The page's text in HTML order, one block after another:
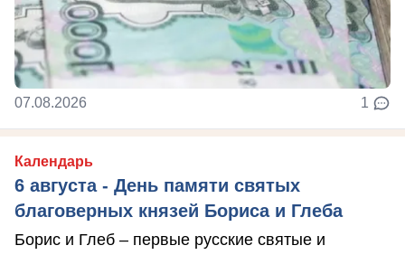
07.08.2026 1
Календарь
6 августа - День памяти святых
благоверных князей Бориса и Глеба
Борис и Глеб – первые русские святые и